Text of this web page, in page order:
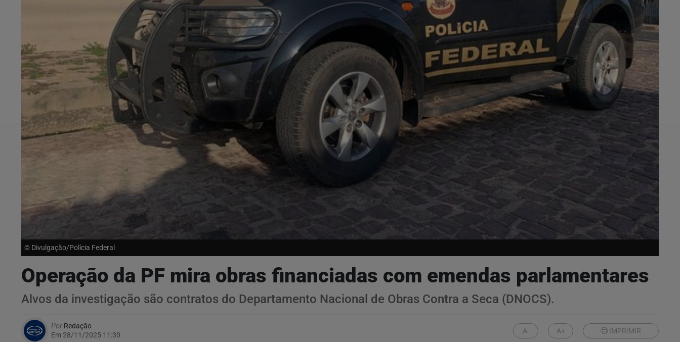
© Divulgação/Polícia Federal
Operação da PF mira obras financiadas com emendas parlamentares
Alvos da investigação são contratos do Departamento Nacional de Obras Contra a Seca (DNOCS).
Por Redação
Em 28/11/2025 11:30
A- A+ IMPRIMIR